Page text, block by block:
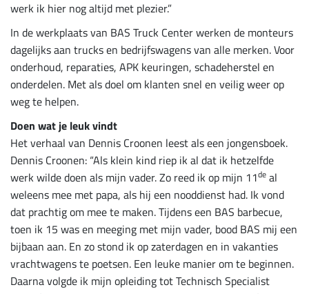
werk ik hier nog altijd met plezier.”
In de werkplaats van BAS Truck Center werken de monteurs
dagelijks aan trucks en bedrijfswagens van alle merken. Voor
onderhoud, reparaties, APK keuringen, schadeherstel en
onderdelen. Met als doel om klanten snel en veilig weer op
weg te helpen.
Doen wat je leuk vindt
Het verhaal van Dennis Croonen leest als een jongensboek.
Dennis Croonen: “Als klein kind riep ik al dat ik hetzelfde
werk wilde doen als mijn vader. Zo reed ik op mijn 11de al
weleens mee met papa, als hij een nooddienst had. Ik vond
dat prachtig om mee te maken. Tijdens een BAS barbecue,
toen ik 15 was en meeging met mijn vader, bood BAS mij een
bijbaan aan. En zo stond ik op zaterdagen en in vakanties
vrachtwagens te poetsen. Een leuke manier om te beginnen.
Daarna volgde ik mijn opleiding tot Technisch Specialist